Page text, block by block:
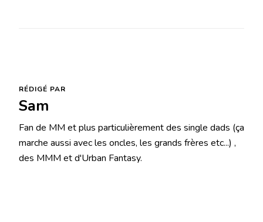
RÉDIGÉ PAR
Sam
Fan de MM et plus particulièrement des single dads (ça
marche aussi avec les oncles, les grands frères etc...) ,
des MMM et d'Urban Fantasy.